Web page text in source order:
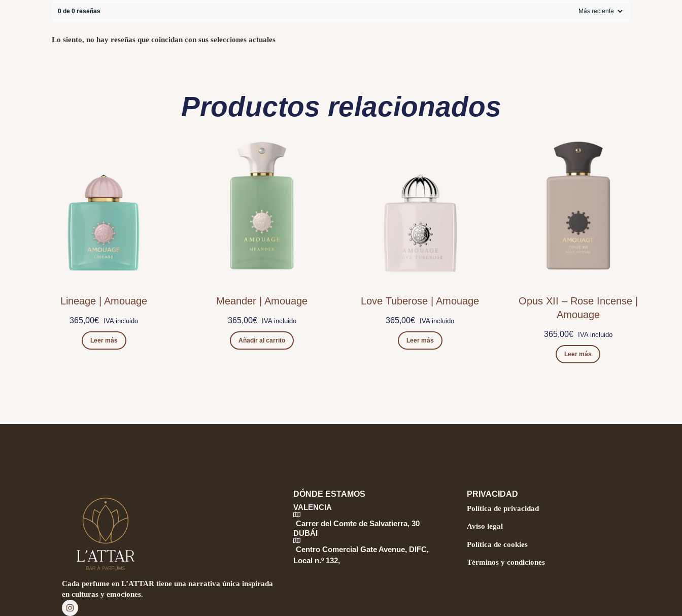
0 de 0 reseñas
Lo siento, no hay reseñas que coincidan con sus selecciones actuales
Productos relacionados
Lineage | Amouage
365,00€ IVA incluido
Leer más
Meander | Amouage
365,00€ IVA incluido
Añadir al carrito
Love Tuberose | Amouage
365,00€ IVA incluido
Leer más
Opus XII – Rose Incense |
Amouage
365,00€ IVA incluido
Leer más
Cada perfume en L’ATTAR tiene una narrativa única inspirada
en culturas y emociones.
DÓNDE ESTAMOS
VALENCIA
Carrer del Comte de Salvatierra, 30
DUBÁI
Centro Comercial Gate Avenue, DIFC,
Local n.º 132,
PRIVACIDAD
Política de privacidad
Aviso legal
Política de cookies
Términos y condiciones